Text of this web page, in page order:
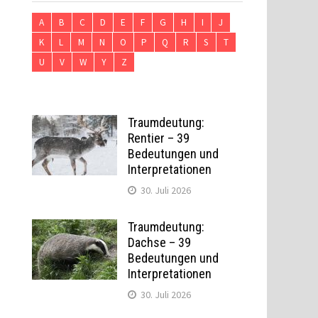
A B C D E F G H I
J
K
L M N O P Q R S
T
U
V W Y Z
Traumdeutung:
Rentier – 39
Bedeutungen und
Interpretationen
30. Juli 2026
Traumdeutung:
Dachse – 39
Bedeutungen und
Interpretationen
30. Juli 2026